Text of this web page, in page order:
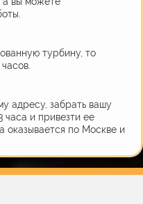
турбину, то
адресу, забрать вашу
часа и привезти ее
оказывается по Москве и